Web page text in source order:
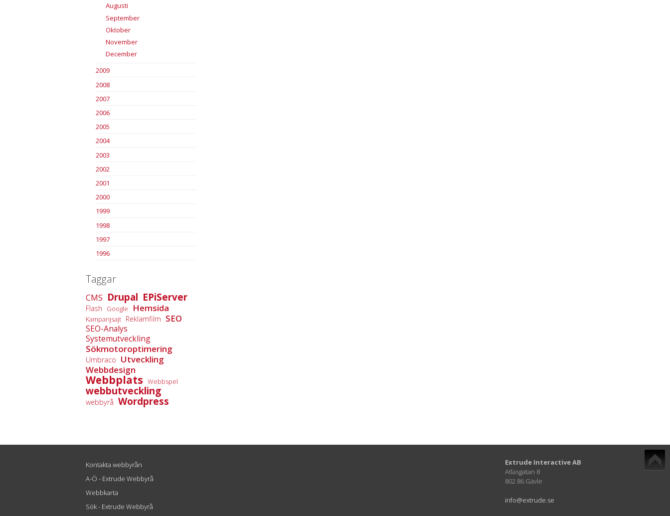
Augusti
September
Oktober
November
December
2009
2008
2007
2006
2005
2004
2003
2002
2001
2000
1999
1998
1997
1996
Taggar
CMS Drupal EPiServer
Flash Google Hemsida
Kampanjsajt Reklamfilm SEO
SEO-Analys
Systemutveckling
Sökmotoroptimering
Umbraco Utveckling
Webbdesign
Webbplats Webbspel
webbutveckling
webbyrå Wordpress
Kontakta webbyrån
A-Ö - Extrude Webbyrå
Webbkarta
Sök - Extrude Webbyrå
Extrude Interactive AB
Atlasgatan 8
802 86 Gävle
info@extrude.se